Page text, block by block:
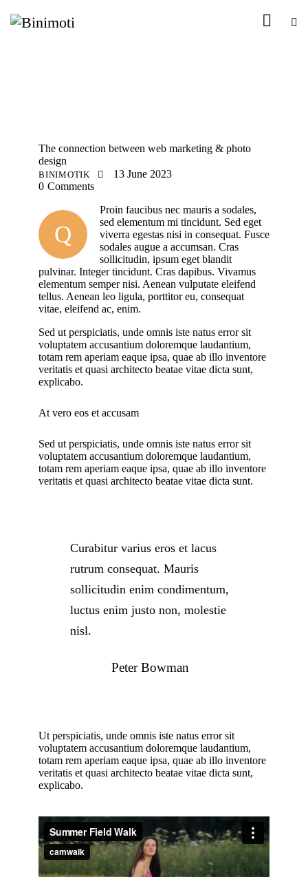
The connection between web marketing & photo
design
BINIMOTIK
13 June 2023
0 Comments
Q
Proin faucibus nec mauris a sodales,
sed elementum mi tincidunt. Sed eget
viverra egestas nisi in consequat. Fusce
sodales augue a accumsan. Cras
sollicitudin, ipsum eget blandit
pulvinar. Integer tincidunt. Cras dapibus. Vivamus
elementum semper nisi. Aenean vulputate eleifend
tellus. Aenean leo ligula, porttitor eu, consequat
vitae, eleifend ac, enim.
Sed ut perspiciatis, unde omnis iste natus error sit
voluptatem accusantium doloremque laudantium,
totam rem aperiam eaque ipsa, quae ab illo inventore
veritatis et quasi architecto beatae vitae dicta sunt,
explicabo.
At vero eos et accusam
Sed ut perspiciatis, unde omnis iste natus error sit
voluptatem accusantium doloremque laudantium,
totam rem aperiam eaque ipsa, quae ab illo inventore
veritatis et quasi architecto beatae vitae dicta sunt.
Curabitur varius eros et lacus
rutrum consequat. Mauris
sollicitudin enim condimentum,
luctus enim justo non, molestie
nisl.
Peter Bowman
Ut perspiciatis, unde omnis iste natus error sit
voluptatem accusantium doloremque laudantium,
totam rem aperiam eaque ipsa, quae ab illo inventore
veritatis et quasi architecto beatae vitae dicta sunt,
explicabo.